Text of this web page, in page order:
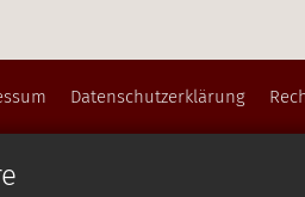
Datenschutzerklärung